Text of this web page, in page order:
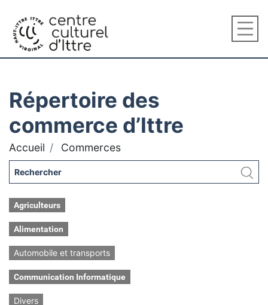
Répertoire des
commerce d’Ittre
Accueil Commerces
Agriculteurs
Alimentation
Automobile et transports
Communication Informatique
Divers